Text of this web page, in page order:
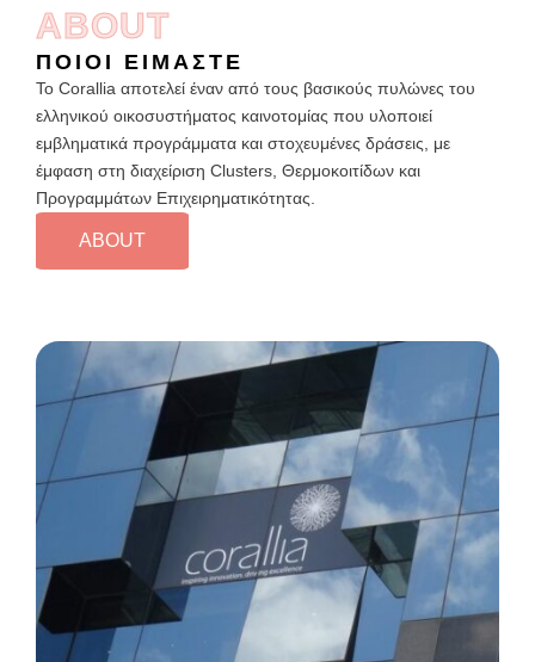
ABOUT
ΠΟΙΟΙ ΕΙΜΑΣΤΕ
Το Corallia αποτελεί έναν από τους βασικούς πυλώνες του
ελληνικού οικοσυστήματος καινοτομίας που υλοποιεί
εμβληματικά προγράμματα και στοχευμένες δράσεις, με
έμφαση στη διαχείριση Clusters, Θερμοκοιτίδων και
Προγραμμάτων Επιχειρηματικότητας.
ABOUT